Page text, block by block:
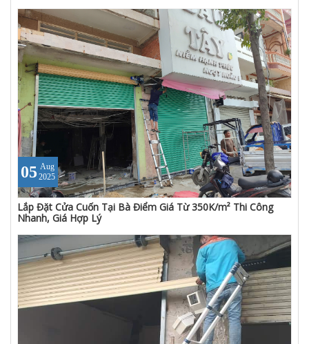
05 Aug
2025
Lắp Đặt Cửa Cuốn Tại Bà Điểm Giá Từ 350K/m² Thi Công
Nhanh, Giá Hợp Lý